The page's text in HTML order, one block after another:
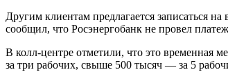
Другим клиентам предлагается записаться
сообщил, что Росэнергобанк не провел
В колл-центре отметили, что это временная
за три рабочих, свыше 500 тысяч — за 5